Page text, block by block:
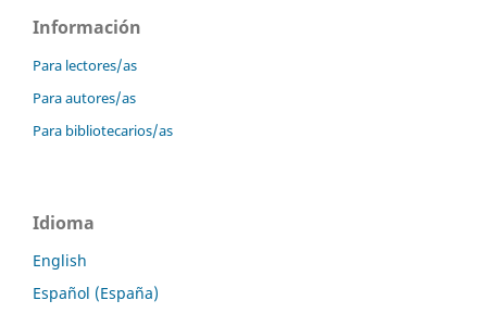
Información
Para lectores/as
Para autores/as
Para bibliotecarios/as
Idioma
English
Español (España)